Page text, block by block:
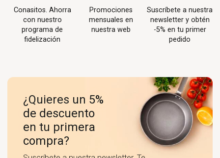
Conasitos. Ahorra
con nuestro
programa de
fidelización
Promociones
mensuales en
nuestra web
Suscríbete a nuestra
newsletter y obtén
-5% en tu primer
pedido
¿Quieres un 5%
de descuento
en tu primera
compra?